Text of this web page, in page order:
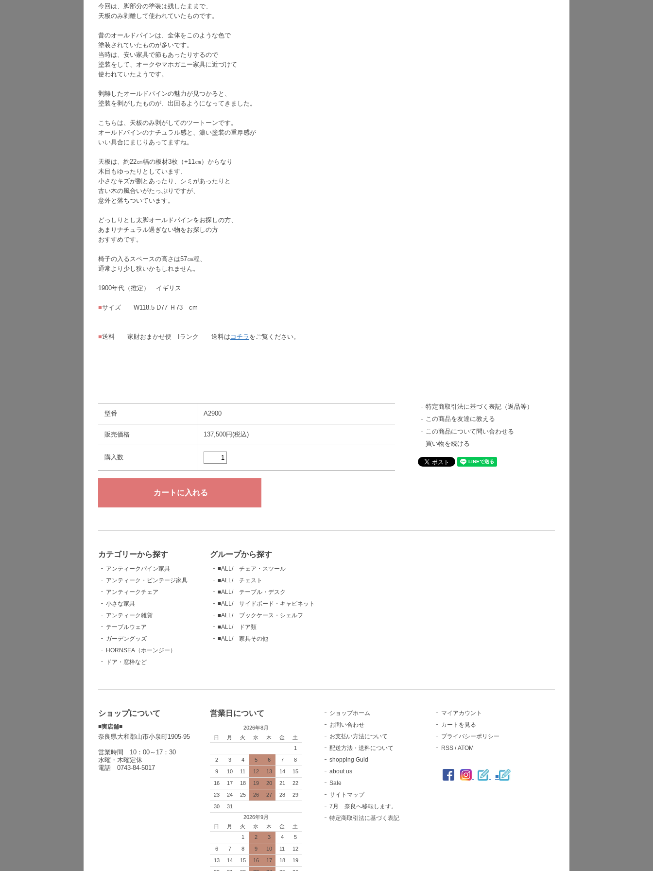
今回は、脚部分の塗装は残したままで、
天板のみ剥離して使われていたものです。
昔のオールドパインは、全体をこのような色で
塗装されていたものが多いです。
当時は、安い家具で節もあったりするので
塗装をして、オークやマホガニー家具に近づけて
使われていたようです。
剥離したオールドパインの魅力が見つかると、
塗装を剥がしたものが、出回るようになってきました。
こちらは、天板のみ剥がしてのツートーンです。
オールドパインのナチュラル感と、濃い塗装の重厚感が
いい具合にまじりあってますね。
天板は、約22㎝幅の板材3枚（+11㎝）からなり
木目もゆったりとしています、
小さなキズが割とあったり、シミがあったりと
古い木の風合いがたっぷりですが、
意外と落ちついています。
どっしりとし太脚オールドパインをお探しの方、
あまりナチュラル過ぎない物をお探しの方
おすすめです。
椅子の入るスペースの高さは57㎝程、
通常より少し狭いかもしれません。
1900年代（推定） イギリス
■サイズ W118.5 D77 Ｈ73 cm
■送料 家財おまかせ便 Iランク 送料は コチラ をご覧ください。
型番 A2900
販売価格 137,500円(税込)
購入数
特定商取引法に基づく表記（返品等）
この商品を友達に教える
この商品について問い合わせる
買い物を続ける
カテゴリーから探す
アンティークパイン家具
アンティーク・ビンテージ家具
アンティークチェア
小さな家具
アンティーク雑貨
テーブルウェア
ガーデングッズ
HORNSEA（ホーンジー）
ドア・窓枠など
グループから探す
■ALL/ チェア・スツール
■ALL/ チェスト
■ALL/ テーブル・デスク
■ALL/ サイドボード・キャビネット
■ALL/ ブックケース・シェルフ
■ALL/ ドア類
■ALL/ 家具その他
ショップについて
■実店舗■
奈良県大和郡山市小泉町1905-95
営業時間 10：00～17：30
水曜・木曜定休
電話 0743-84-5017
営業日について
2026年8月
日
月 火 水 木 金
土
1
2
3 4 5 6 7
8
9
10 11 12 13 14
15
16
17 18 19 20 21
22
23
24 25 26 27 28
29
30
31
2026年9月
日
月 火 水 木 金
土
1
2 3 4
5
6
7 8 9 10 11
12
13
14 15 16 17 18
19
ショップホーム
お問い合わせ
お支払い方法について
配送方法・送料について
shopping Guid
about us
Sale
サイトマップ
7月 奈良へ移転します。
特定商取引法に基づく表記
マイアカウント
カートを見る
プライバシーポリシー
RSS /ATOM
■